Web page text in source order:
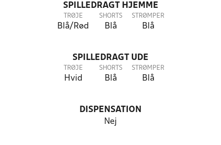
SPILLEDRAGT HJEMME
TRØJE
Blå/Rød
SHORTS
Blå
STRØMPER
Blå
SPILLEDRAGT UDE
TRØJE
Hvid
SHORTS
Blå
STRØMPER
Blå
DISPENSATION
Nej